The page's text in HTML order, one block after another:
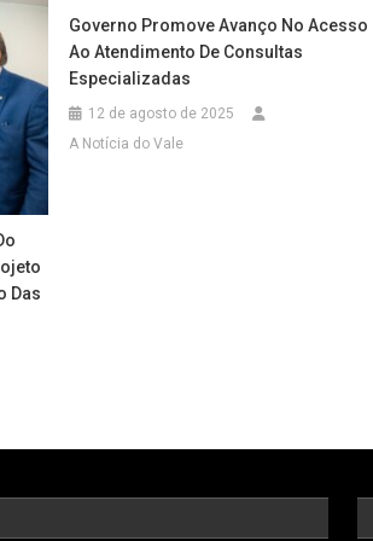
Das
Governo Promove Avanço No Acesso
Ao Atendimento De Consultas
Especializadas
12 de agosto de 2025
A Notícia do Vale